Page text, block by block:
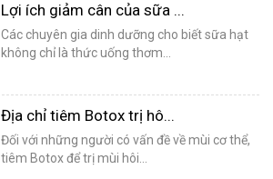
Lợi ích giảm cân của sữa ...
Các chuyên gia dinh dưỡng cho biết sữa hạt
không chỉ là thức uống thơm...
Địa chỉ tiêm Botox trị hô...
Đối với những người có vấn đề về mùi cơ thể,
tiêm Botox để trị mùi hôi...